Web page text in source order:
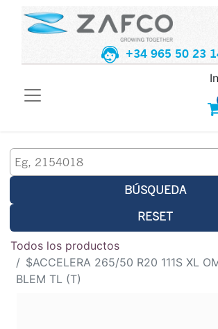
+34 965 50 23
BÚSQUEDA
RESET
Todos los productos
$ACCELERA 265/50 R20 111S XL
BLEM TL (T)